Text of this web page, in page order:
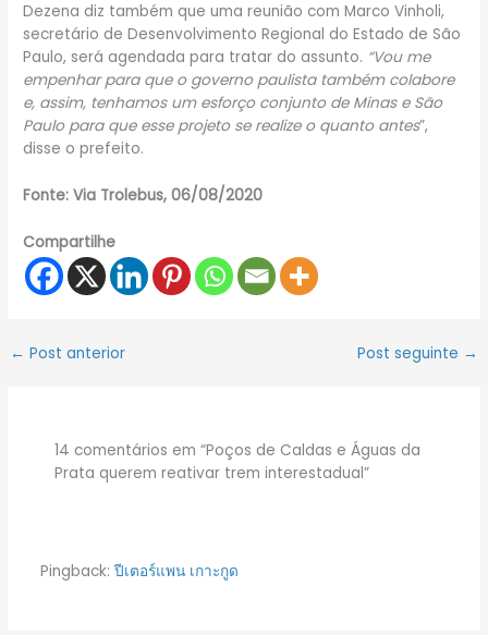
Dezena diz também que uma reunião com Marco Vinholi,
secretário de Desenvolvimento Regional do Estado de São
Paulo, será agendada para tratar do assunto. “Vou me
empenhar para que o governo paulista também colabore
e, assim, tenhamos um esforço conjunto de Minas e São
Paulo para que esse projeto se realize o quanto antes”,
disse o prefeito.
Fonte: Via Trolebus, 06/08/2020
Compartilhe
← Post anterior Post seguinte →
14 comentários em “Poços de Caldas e Águas da
Prata querem reativar trem interestadual”
Pingback:ปีเตอร์แพน เกาะกูด